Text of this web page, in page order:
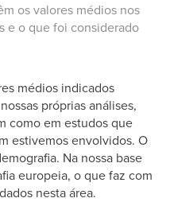
os valores médios nos
e o que foi considerado
médios indicados
próprias análises,
como em estudos que
estivemos envolvidos. O
Na nossa base
europeia, o que faz com
nesta área.